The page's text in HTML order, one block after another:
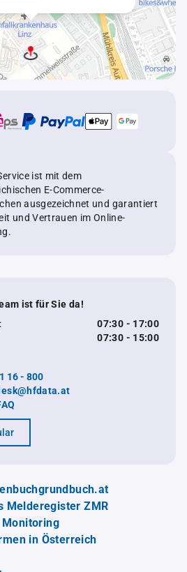
ist mit dem
E-Commerce-
ausgezeichnet und garantiert
und Vertrauen im Online-
ist für Sie da!
07:30 - 17:00
07:30 - 15:00
16 - 800
Melderegister ZMR
Monitoring
in Österreich